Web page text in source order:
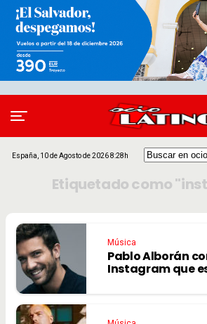
España, 10 de Agosto de 2026 8:28h
Etiquetado como
Música
Pablo Alborán
Instagram que